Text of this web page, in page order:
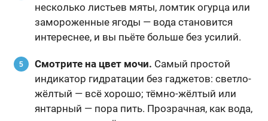
несколько листьев мяты, ломтик огурца или
замороженные ягоды — вода становится
интереснее, и вы пьёте больше без усилий.
Смотрите на цвет мочи. Самый простой
индикатор гидратации без гаджетов: светло-
жёлтый — всё хорошо; тёмно-жёлтый или
янтарный — пора пить. Прозрачная, как вода,